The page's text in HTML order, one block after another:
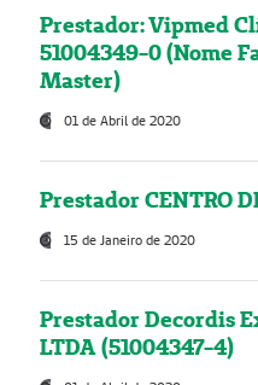
Prestador: Vipmed
51004349-0 (Nome
Master)
01 de Abril de 2020
Prestador CENTRO
15 de Janeiro de 2020
Prestador Decordis
LTDA (51004347-4)